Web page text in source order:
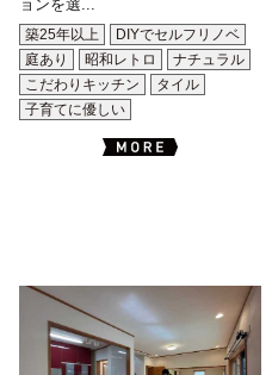
ョンを選...
築25年以上
DIYでセルフリノベ
庭あり
昭和レトロ
ナチュラル
こだわりキッチン
タイル
子育てに優しい